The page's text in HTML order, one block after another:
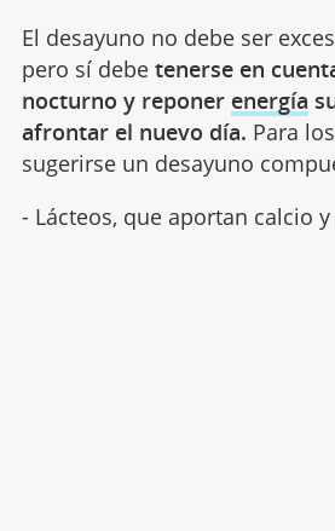
El desayuno no debe ser
pero sí debe tenerse en
nocturno y reponer energía
afrontar el nuevo día. Para
sugerirse un desayuno
- Lácteos, que aportan calcio